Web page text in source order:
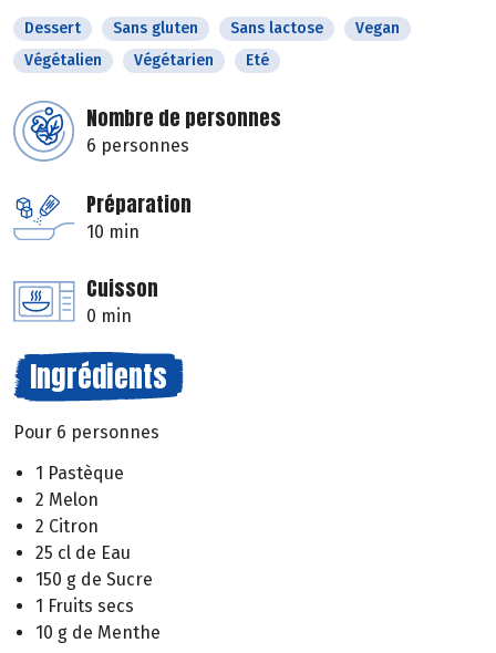
Dessert Sans gluten Sans lactose
Vegan
Végétalien
Végétarien Eté
Nombre de personnes
6 personnes
Préparation
10 min
Cuisson
0 min
Ingrédients
Pour 6 personnes
1 Pastèque
2 Melon
2 Citron
25 cl de Eau
150 g de Sucre
1 Fruits secs
10 g de Menthe